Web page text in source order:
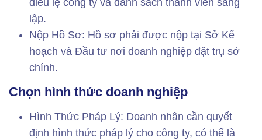
điều lệ công ty và danh sách thành viên sáng
lập.
Nộp Hồ Sơ: Hồ sơ phải được nộp tại Sở Kế
hoạch và Đầu tư nơi doanh nghiệp đặt trụ sở
chính.
Chọn hình thức doanh nghiệp
Hình Thức Pháp Lý: Doanh nhân cần quyết
định hình thức pháp lý cho công ty, có thể là